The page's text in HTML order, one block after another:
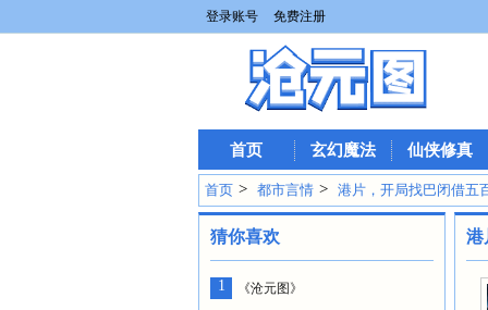
登录账号 免费注册
首页 玄幻魔法 仙侠修真
首页 > 都市言情 > 港片，开局找巴闭借五
猜你喜欢
1 《沧元图》
港